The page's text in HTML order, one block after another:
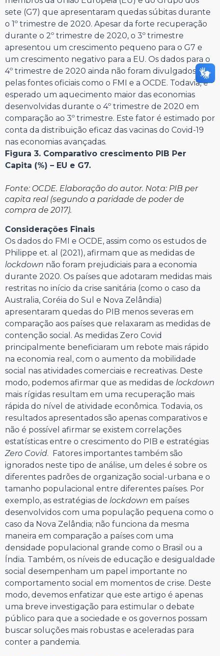
sete (G7) que apresentaram quedas súbitas durante
o 1º trimestre de 2020. Apesar da forte recuperação
durante o 2º trimestre de 2020, o 3º trimestre
apresentou um crescimento pequeno para o G7 e
um crescimento negativo para a EU. Os dados para o
4º trimestre de 2020 ainda não foram divulgados
pelas fontes oficiais como o FMI e a OCDE. Todavia, é
esperado um aquecimento maior das economias
desenvolvidas durante o 4º trimestre de 2020 em
comparação ao 3º trimestre. Este fator é estimado por
conta da distribuição eficaz das vacinas do Covid-19
nas economias avançadas.
Figura 3. Comparativo crescimento PIB Per
Capita (%) – EU e G7.
Fonte: OCDE. Elaboração do autor. Nota: PIB per
capita real (segundo a paridade de poder de
compra de 2017).
Considerações Finais
Os dados do FMI e OCDE, assim como os estudos de
Philippe et. al (2021), afirmam que as medidas de
lockdown não foram prejudiciais para a economia
durante 2020. Os países que adotaram medidas mais
restritas no início da crise sanitária (como o caso da
Australia, Coréia do Sul e Nova Zelândia)
apresentaram quedas do PIB menos severas em
comparação aos países que relaxaram as medidas de
contenção social. As medidas Zero Covid
principalmente beneficiaram um rebote mais rápido
na economia real, com o aumento da mobilidade
social nas atividades comerciais e recreativas. Deste
modo, podemos afirmar que as medidas de lockdown
mais rígidas resultam em uma recuperação mais
rápida do nível de atividade econômica. Todavia, os
resultados apresentados são apenas comparativos e
não é possível afirmar se existem correlações
estatísticas entre o crescimento do PIB e estratégias
Zero Covid. Fatores importantes também são
ignorados neste tipo de análise, um deles é sobre os
diferentes padrões de organização social-urbana e o
tamanho populacional entre diferentes países. Por
exemplo, as estratégias de lockdown em países
desenvolvidos com uma população pequena como o
caso da Nova Zelândia; não funciona da mesma
maneira em comparação a países com uma
densidade populacional grande como o Brasil ou a
Índia. Também, os níveis de educação e desigualdade
social desempenham um papel importante no
comportamento social em momentos de crise. Deste
modo, devemos enfatizar que este artigo é apenas
uma breve investigação para estimular o debate
público para que a sociedade e os governos possam
buscar soluções mais robustas e aceleradas para
conter a pandemia.